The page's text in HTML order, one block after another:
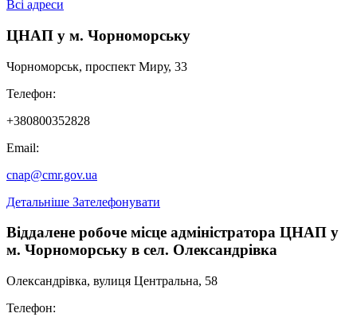
Всі адреси
ЦНАП у м. Чорноморську
Чорноморськ, проспект Миру, 33
Телефон:
+380800352828
Email:
cnap@cmr.gov.ua
Детальніше Зателефонувати
Віддалене робоче місце адміністратора ЦНАП у
м. Чорноморську в сел. Олександрівка
Олександрівка, вулиця Центральна, 58
Телефон: